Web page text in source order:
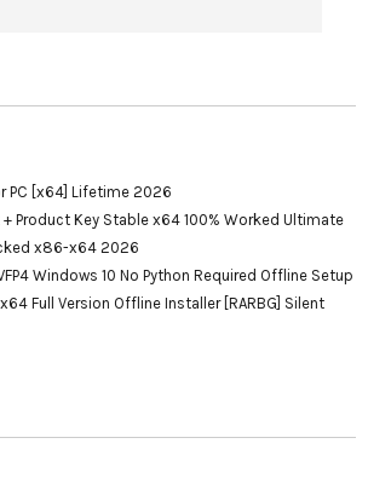
PC [x64] Lifetime 2026
Product Key Stable x64 100% Worked Ultimate
x86-x64 2026
Windows 10 No Python Required Offline Setup
Full Version Offline Installer [RARBG] Silent